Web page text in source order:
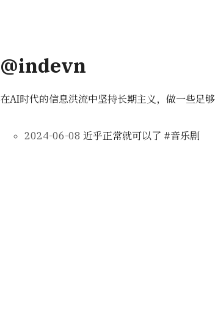
@indevn
在AI时代的信息洪流中坚持长期主义，做一些足
2024-06-08 近乎正常就可以了 #音乐剧